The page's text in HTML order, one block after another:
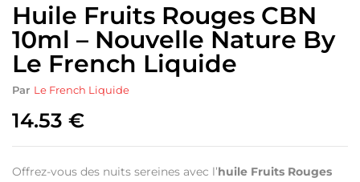
Huile Fruits Rouges CBN
10ml – Nouvelle Nature By
Le French Liquide
Par Le French Liquide
14.53 €
Offrez-vous des nuits sereines avec l’huile Fruits Rouges